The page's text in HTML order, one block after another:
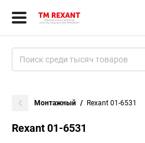
Монтажный Rexant 01-6531
Rexant 01-6531